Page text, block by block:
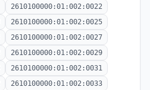
2610100000:01:002:0022
2610100000:01:002:0025
2610100000:01:002:0027
2610100000:01:002:0029
2610100000:01:002:0031
2610100000:01:002:0033